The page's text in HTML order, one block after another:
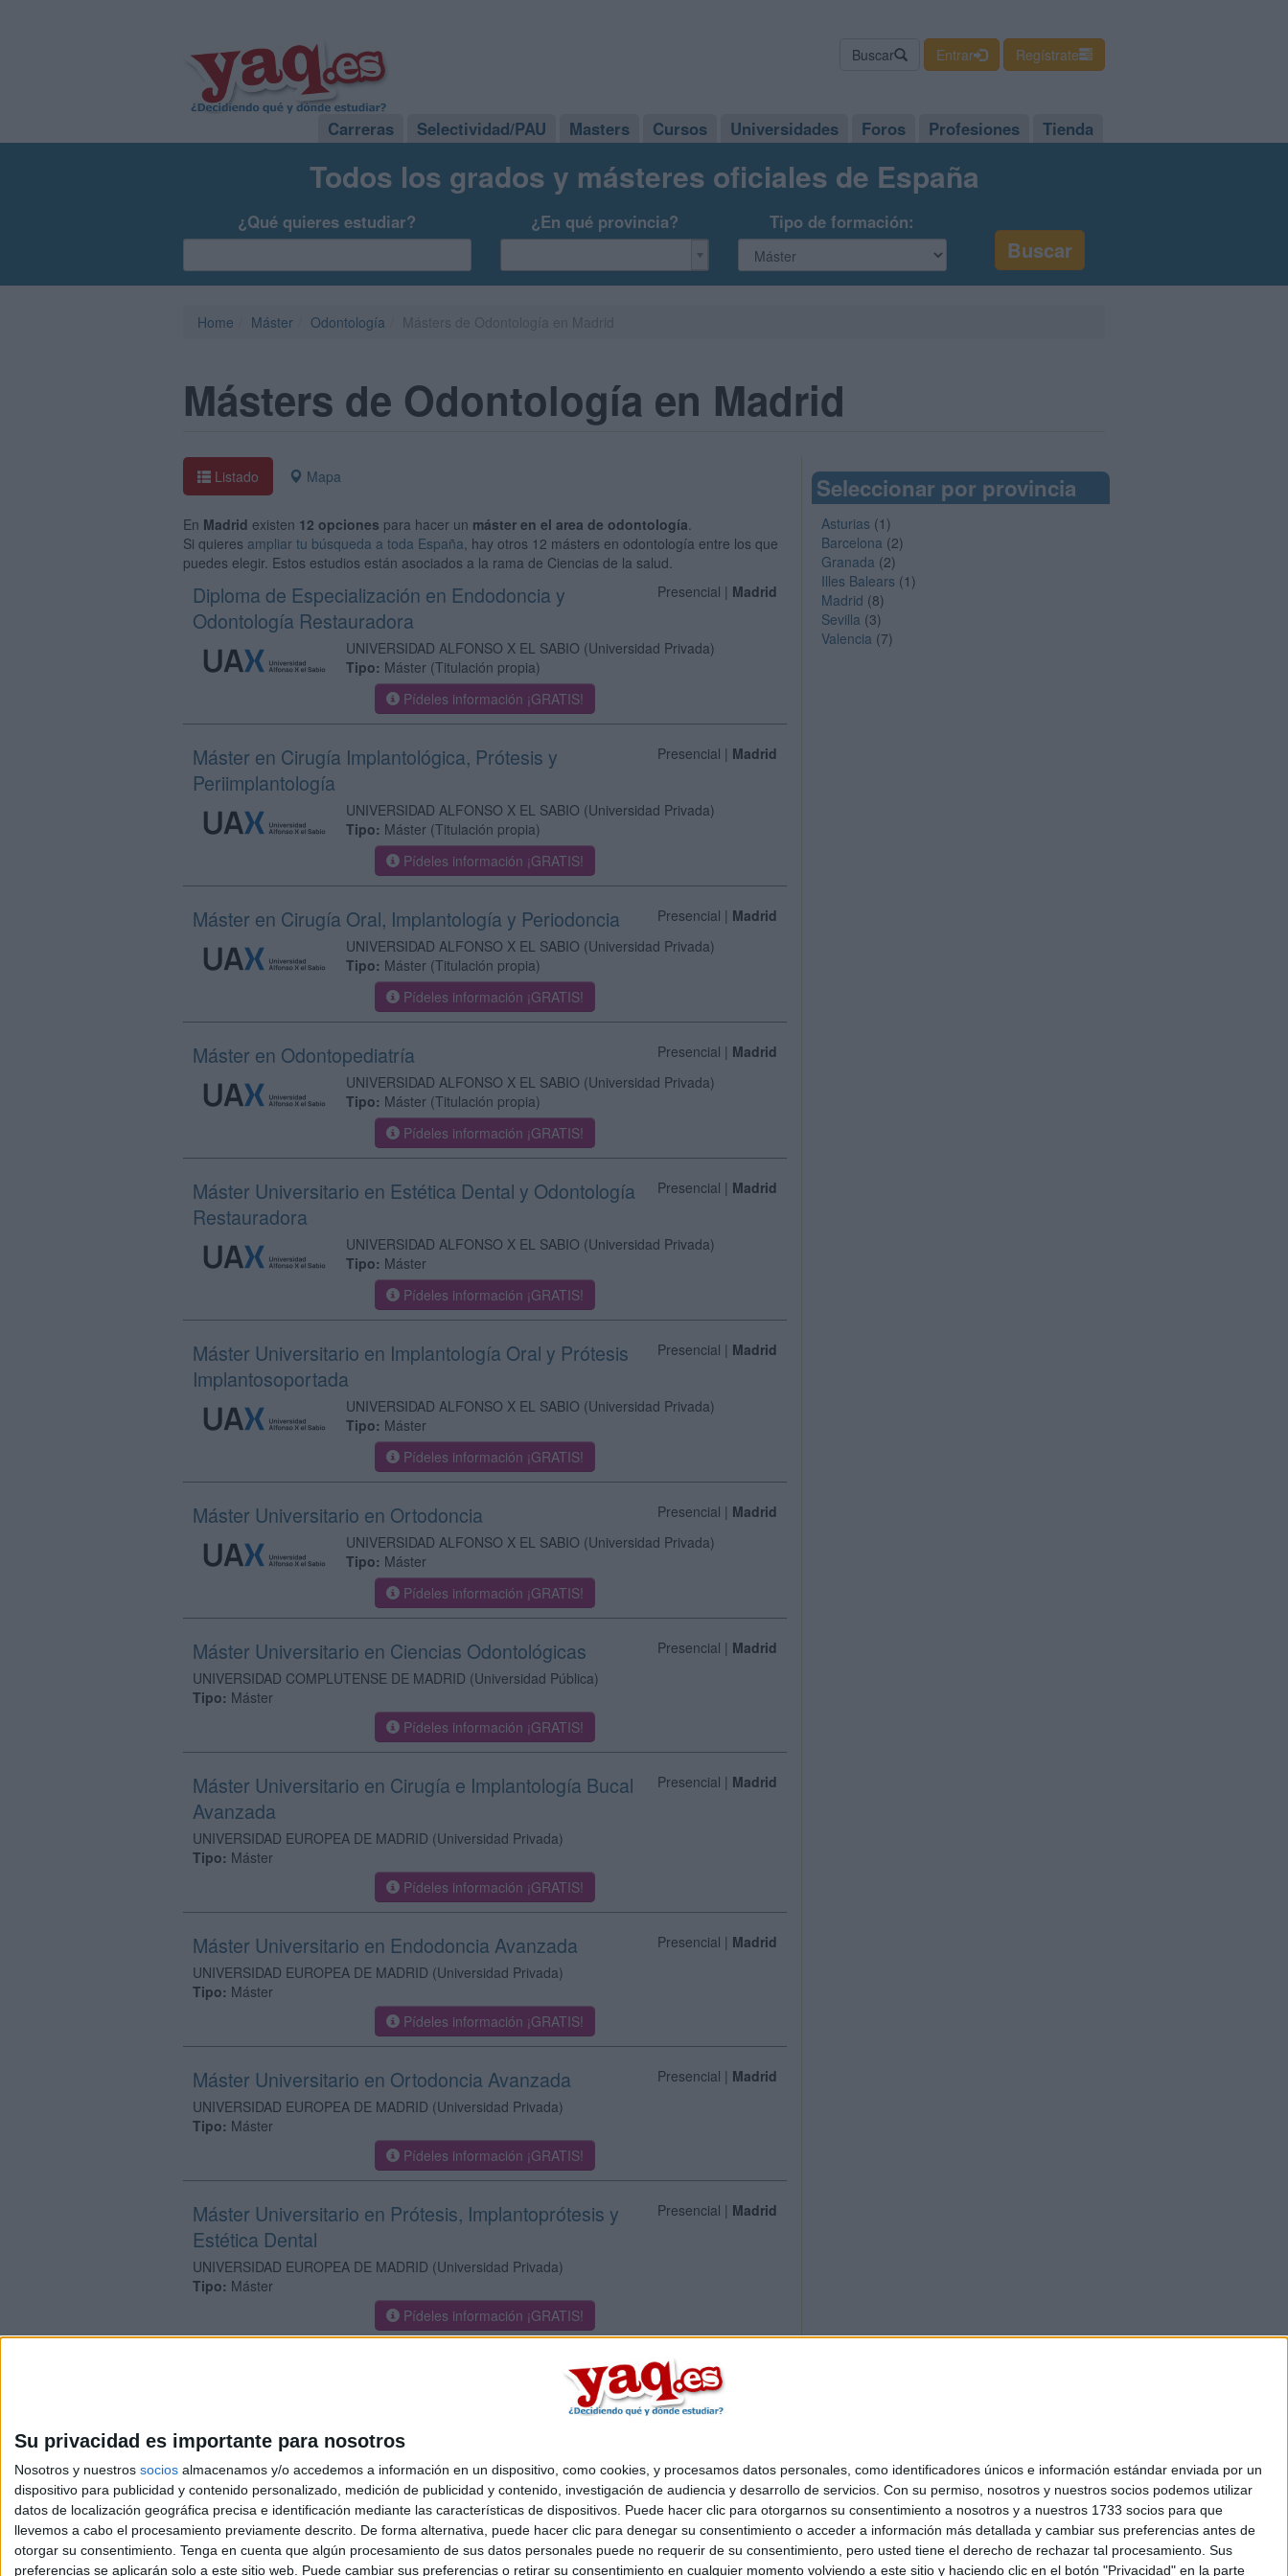
Su privacidad es importante para nosotros
Nosotros y nuestros socios almacenamos y/o accedemos a información en un dispositivo, como cookies, y procesamos datos personales, como identificadores únicos e información estándar enviada por un
dispositivo para publicidad y contenido personalizado, medición de publicidad y contenido, investigación de audiencia y desarrollo de servicios. Con su permiso, nosotros y nuestros socios podemos utilizar
datos de localización geográfica precisa e identificación mediante las características de dispositivos. Puede hacer clic para otorgarnos su consentimiento a nosotros y a nuestros 1733 socios para que
llevemos a cabo el procesamiento previamente descrito. De forma alternativa, puede hacer clic para denegar su consentimiento o acceder a información más detallada y cambiar sus preferencias antes de
otorgar su consentimiento. Tenga en cuenta que algún procesamiento de sus datos personales puede no requerir de su consentimiento, pero usted tiene el derecho de rechazar tal procesamiento. Sus
preferencias se aplicarán solo a este sitio web. Puede cambiar sus preferencias o retirar su consentimiento en cualquier momento volviendo a este sitio y haciendo clic en el botón "Privacidad" en la parte
Buscar Entrar Regístrate
Carreras Selectividad/PAU Masters Cursos Universidades Foros Profesiones Tienda
Todos los grados y másteres oficiales de España
¿Qué quieres estudiar? ¿En qué provincia? Tipo de formación:
Home Máster Odontología
Másters de Odontología en Madrid
Listado Mapa
En Madrid existen 12 opciones para hacer un máster en el area de odontología.
Si quieres ampliar tu búsqueda a toda España, hay otros 12 másters en odontología entre los que
puedes elegir. Estos estudios están asociados a la rama de Ciencias de la salud.
Presencial | Madrid
Diploma de Especialización en Endodoncia y
Odontología Restauradora
UNIVERSIDAD ALFONSO X EL SABIO (Universidad Privada)
Tipo: Máster (Titulación propia)
Pídeles información ¡GRATIS!
Presencial | Madrid
Máster en Cirugía Implantológica, Prótesis y
Periimplantología
UNIVERSIDAD ALFONSO X EL SABIO (Universidad Privada)
Tipo: Máster (Titulación propia)
Pídeles información ¡GRATIS!
Presencial | Madrid
Máster en Cirugía Oral, Implantología y Periodoncia
UNIVERSIDAD ALFONSO X EL SABIO (Universidad Privada)
Tipo: Máster (Titulación propia)
Pídeles información ¡GRATIS!
Presencial | Madrid
Máster en Odontopediatría
UNIVERSIDAD ALFONSO X EL SABIO (Universidad Privada)
Tipo: Máster (Titulación propia)
Pídeles información ¡GRATIS!
Presencial | Madrid
Máster Universitario en Estética Dental y Odontología
Restauradora
UNIVERSIDAD ALFONSO X EL SABIO (Universidad Privada)
Tipo: Máster
Pídeles información ¡GRATIS!
Presencial | Madrid
Máster Universitario en Implantología Oral y Prótesis
Implantosoportada
UNIVERSIDAD ALFONSO X EL SABIO (Universidad Privada)
Tipo: Máster
Pídeles información ¡GRATIS!
Presencial | Madrid
Máster Universitario en Ortodoncia
UNIVERSIDAD ALFONSO X EL SABIO (Universidad Privada)
Tipo: Máster
Pídeles información ¡GRATIS!
Presencial | Madrid
Máster Universitario en Ciencias Odontológicas
UNIVERSIDAD COMPLUTENSE DE MADRID (Universidad Pública)
Tipo: Máster
Pídeles información ¡GRATIS!
Presencial | Madrid
Máster Universitario en Cirugía e Implantología Bucal
Avanzada
UNIVERSIDAD EUROPEA DE MADRID (Universidad Privada)
Tipo: Máster
Pídeles información ¡GRATIS!
Presencial | Madrid
Máster Universitario en Endodoncia Avanzada
UNIVERSIDAD EUROPEA DE MADRID (Universidad Privada)
Tipo: Máster
Pídeles información ¡GRATIS!
Presencial | Madrid
Máster Universitario en Ortodoncia Avanzada
UNIVERSIDAD EUROPEA DE MADRID (Universidad Privada)
Tipo: Máster
Pídeles información ¡GRATIS!
Presencial | Madrid
Máster Universitario en Prótesis, Implantoprótesis y
Estética Dental
UNIVERSIDAD EUROPEA DE MADRID (Universidad Privada)
Tipo: Máster
Pídeles información ¡GRATIS!
Seleccionar por provincia
Asturias (1)
Barcelona (2)
Granada (2)
Illes Balears (1)
Madrid (8)
Sevilla (3)
Valencia (7)
Quiénes somos|Contactar|Anúnciate
Aviso legal|Politica de privacidad|Condiciones generales|Política de cookies
© 2003-2026Compás Mediterráneo S.L.- Diego de León 47 - 28006 Madrid [ESPAÑA] - Tel. +34 91 593 2767